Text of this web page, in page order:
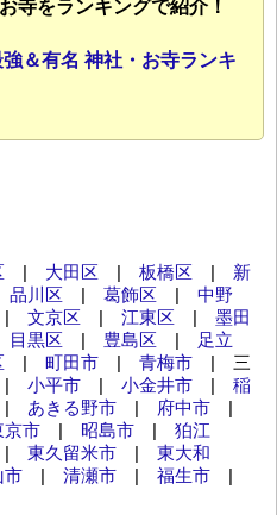
寺をランキングで紹介！
＆有名 神社・お寺ランキ
| 大田区 | 板橋区 | 新
品川区 | 葛飾区 | 中野
文京区 | 江東区 | 墨田
目黒区 | 豊島区 |
足立
| 町田市 | 青梅市 | 三
小平市 | 小金井市 | 稲
あきる野市 | 府中市 |
京市 | 昭島市 | 狛江
東久留米市 | 東大和
市 | 清瀬市 | 福生市 |